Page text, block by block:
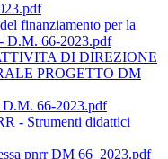
finanziamento per la
D.M. 66-2023.pdf
DI DIREZIONE
PROGETTO DM
D.M. 66-2023.pdf
- Strumenti didattici
pnrr DM 66_2023.pdf